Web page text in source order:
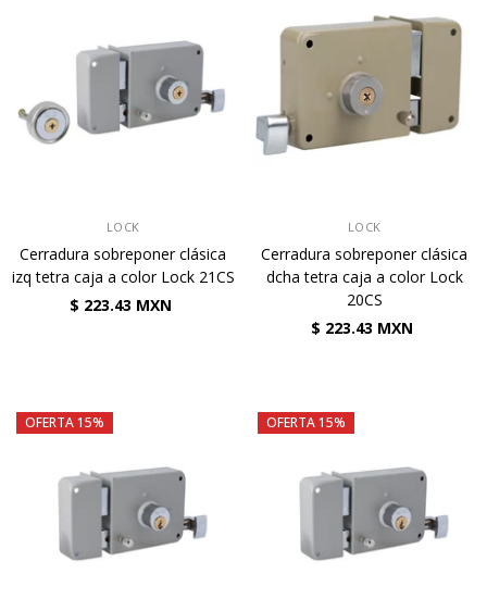
LOCK
Cerradura sobreponer clásica
izq tetra caja a color Lock 21CS
$ 223.43 MXN
LOCK
Cerradura sobreponer clásica
dcha tetra caja a color Lock
20CS
$ 223.43 MXN
OFERTA 15% OFERTA 15%